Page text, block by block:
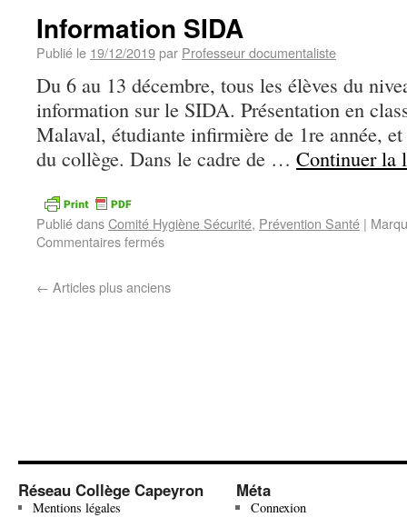
Information SIDA
Publié le 19/12/2019par Professeur documentaliste
Du 6 au 13 décembre, tous les élèves du
information sur le SIDA. Présentation en
Malaval, étudiante infirmière de 1re année,
du collège. Dans le cadre de … Continuer la
Publié dansComité Hygiène Sécurité, Prévention Santé |
Commentaires fermés
← Articles plus anciens
Réseau Collège Capeyron
Mentions légales
Méta
Connexion